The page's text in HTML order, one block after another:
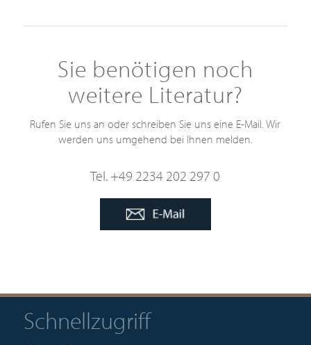
Sie benötigen noch
weitere Literatur?
Rufen Sie uns an oder schreiben Sie uns eine E-Mail. Wir
werden uns umgehend bei Ihnen melden.
Tel. +49 2234 202 297 0
Schnellzugriff